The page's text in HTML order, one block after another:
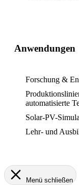
Anwendungen
Forschung &
automatisierte
Solar-PV-
Lehr- und
Menü schließen